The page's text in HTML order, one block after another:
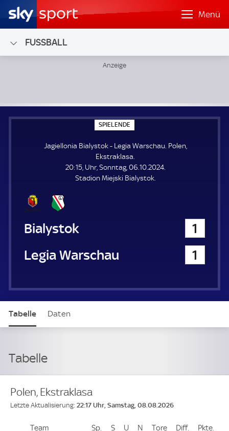
Menü
FUSSBALL
SPIELENDE
P
E
E
N
D
E
Jagiellonia Bialystok - Legia Warschau. Polen,
Ekstraklasa.
20:15, Uhr, Sonntag, 06.10.2024.
Stadion Miejski Bialystok.
Jagiellonia Bialystok
1
Legia Warschau
1
Tabelle Daten
Tabelle
Polen, Ekstraklasa
Letzte Aktualisierung: 22:17 Uhr, Samstag, 08.08.2026
Team Sp. Spiele
SSiege
U Unentschieden
N Niederlagen
Tore ToreDiff. Differenz
Pkte.